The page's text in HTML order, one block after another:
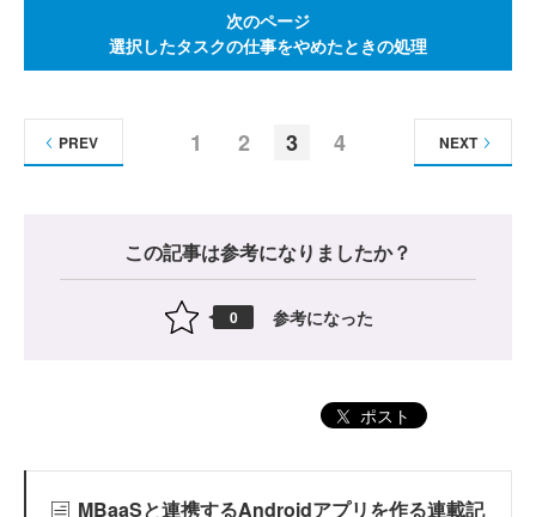
次のページ
選択したタスクの仕事をやめたときの処理
1 2 3 4
PREV NEXT
この記事は参考になりましたか？
0 参考になった
ポスト
MBaaSと連携するAndroidアプリを作る連載記